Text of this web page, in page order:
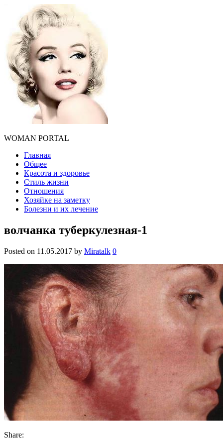
WOMAN PORTAL
Главная
Общее
Красота и здоровье
Стиль жизни
Отношения
Хозяйке на заметку
Болезни и их лечение
волчанка туберкулезная-1
Posted on 11.05.2017 by Miratalk 0
Share: